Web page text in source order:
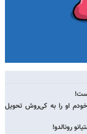
او را به کی‌روش تحویل
رونالدو!